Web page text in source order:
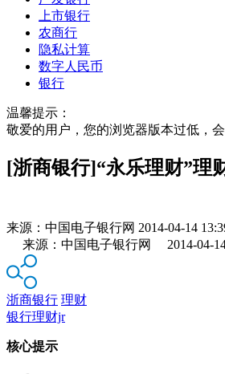
上市银行
农商行
隐私计算
数字人民币
银行
温馨提示：
敬爱的用户，您的浏览器版本过低，
[浙商银行]“永乐理财”理
来源： 中国电子银行网 2014-04-14
来源：中国电子银行网 2014-04-14
浙商银行 理财
银行理财jr
核心提示